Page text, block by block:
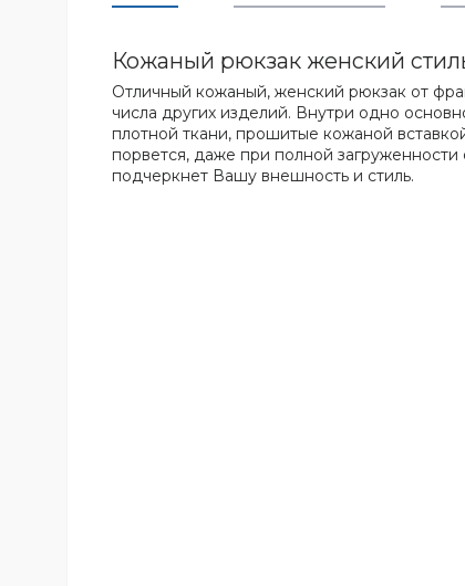
Кожаный рюкзак женский
Отличный кожаный, женский рюкзак от
числа других изделий. Внутри одно
плотной ткани, прошитые кожаной
порвется, даже при полной
подчеркнет Вашу внешность и стиль.